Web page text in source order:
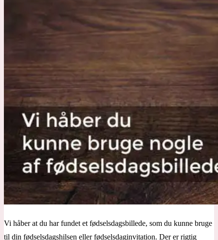
Vi håber at du har fundet et fødselsdagsbillede, som du kunne bruge
til din fødselsdagshilsen eller fødselsdaginvitation. Der er rigtig